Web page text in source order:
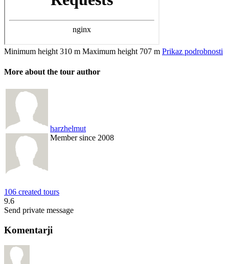
Minimum height 310 m Maximum height 707 m Prikaz podrobnosti
More about the tour author
harzhelmut
Member since 2008
106 created tours
9.6
Send private message
Komentarji